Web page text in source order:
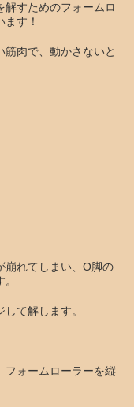
解すためのフォームロ
す！
肉で、動かさないと
崩れてしまい、O脚の
て解します。
フォームローラーを縦